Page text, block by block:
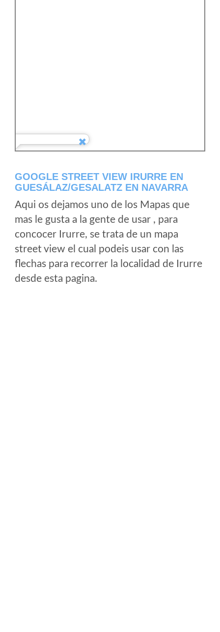
GOOGLE STREET VIEW IRURRE EN
GUESÁLAZ/GESALATZ EN NAVARRA
Aqui os dejamos uno de los Mapas que
mas le gusta a la gente de usar , para
concocer Irurre, se trata de un mapa
street view el cual podeis usar con las
flechas para recorrer la localidad de Irurre
desde esta pagina.